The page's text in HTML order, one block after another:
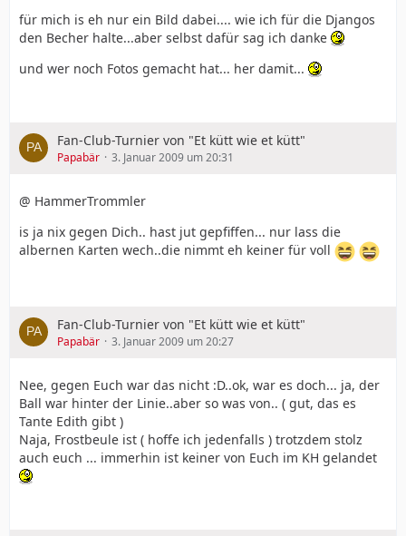
für mich is eh nur ein Bild dabei.... wie ich für die Djangos
den Becher halte...aber selbst dafür sag ich danke
und wer noch Fotos gemacht hat... her damit...
Fan-Club-Turnier von "Et kütt wie et kütt"
Papabär 3. Januar 2009 um 20:31
@ HammerTrommler
is ja nix gegen Dich.. hast jut gepfiffen... nur lass die
albernen Karten wech..die nimmt eh keiner für voll
Fan-Club-Turnier von "Et kütt wie et kütt"
Papabär 3. Januar 2009 um 20:27
Nee, gegen Euch war das nicht :D..ok, war es doch... ja, der
Ball war hinter der Linie..aber so was von.. ( gut, das es
Tante Edith gibt )
Naja, Frostbeule ist ( hoffe ich jedenfalls ) trotzdem stolz
auch euch ... immerhin ist keiner von Euch im KH gelandet